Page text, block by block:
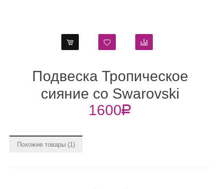
Подвеска Тропическое
сияние со Swarovski
бирюзово-коричневыми
1600R
Похожие товары (1)